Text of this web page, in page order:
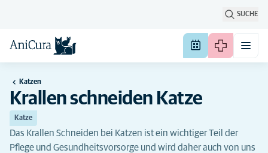
SUCHE
Katzen
Krallen schneiden Katze
Katze
Das Krallen Schneiden bei Katzen ist ein wichtiger Teil der
Pflege und Gesundheitsvorsorge und wird daher auch von uns